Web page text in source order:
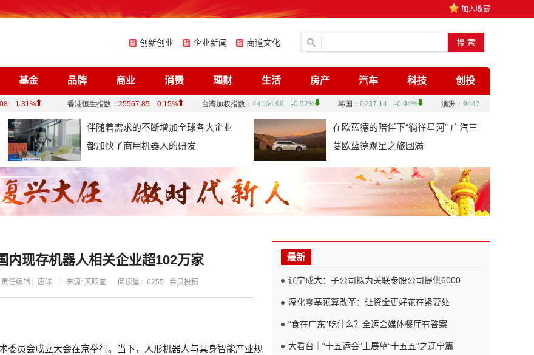
加入收藏
创新创业 企业新闻 商道文化
基金 品牌 商业 消费 理财 生活 房产 汽车 科技 创投
伴随着需求的不断增加全球各大企业
都加快了商用机器人的研发
在欧蓝德的陪伴下“徜徉星河” 广汽三
菱欧蓝德观星之旅圆满
内现存机器人相关企业超102万家
责任编辑：唐昧 来源: 天眼查 阅读量：6255 会员投稿
委员会成立大会在京举行。当下，人形机器人与具身智能产业规
最新
辽宁成大：子公司拟为关联参股公司提供6000
深化零基预算改革：让资金更好花在紧要处
“食在广东”吃什么？全运会媒体餐厅有答案
大看台｜“十五运会”上展望“十五五”之辽宁篇